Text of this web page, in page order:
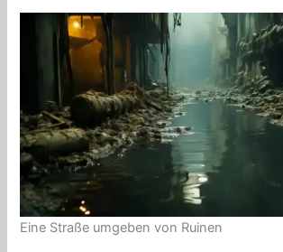
Eine Straße umgeben von Ruinen